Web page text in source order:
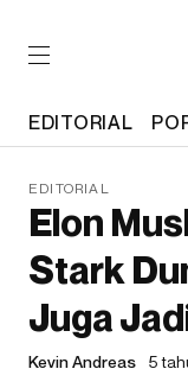
EDITORIAL
EDITORIAL
Elon
Stark
Juga
Kevin Andreas 5